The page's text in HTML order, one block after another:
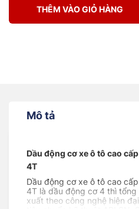
THÊM VÀO GIỎ HÀNG
Mô tả
Dầu động cơ xe ô tô cao cấp
4T
Dầu động cơ xe ô tô cao
4T là dầu động cơ 4 thì
xuất theo công nghệ hiện